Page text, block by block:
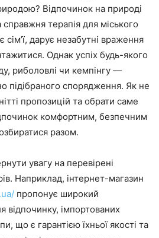
Відпочинок на природі
терапія для міського
сім’ї, дарує незабутні враження
Однак успіх будь-якого
риболовлі чи кемпінгу —
підібраного спорядження. Як не
пропозицій та обрати саме
комфортним, безпечним
разом.
увагу на перевірені
Наприклад, інтернет-магазин
пропонує широкий
відпочинку, імпортованих
що є гарантією їхньої якості та